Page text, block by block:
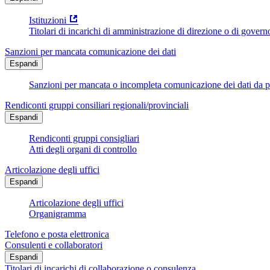
Istituzioni
Titolari di incarichi di amministrazione di direzione o di
Sanzioni per mancata comunicazione dei dati
Espandi
Sanzioni per mancata o incompleta comunicazione dei dati
Rendiconti gruppi consiliari regionali/provinciali
Espandi
Rendiconti gruppi consigliari
Atti degli organi di controllo
Articolazione degli uffici
Espandi
Articolazione degli uffici
Organigramma
Telefono e posta elettronica
Consulenti e collaboratori
Espandi